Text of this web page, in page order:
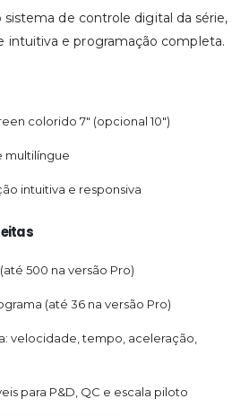
sistema de controle digital da série,
intuitiva e programação completa.
colorido 7″ (opcional 10″)
multilíngue
intuitiva e responsiva
500 na versão Pro)
(até 36 na versão Pro)
velocidade, tempo, aceleração,
para P&D, QC e escala piloto